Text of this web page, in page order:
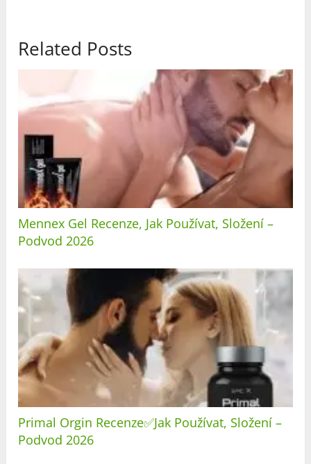
Related Posts
Mennex Gel Recenze, Jak Používat, Složení –
Podvod 2026
Primal Orgin Recenze✅Jak Používat, Složení –
Podvod 2026